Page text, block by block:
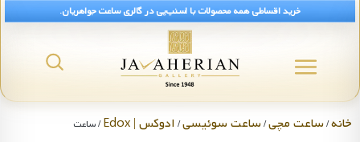
خرید اقساطی همه محصولات با اسنپ‌پی در گالری ساعت جواهریان.
خانه/ساعت مچی/ساعت سوئیسی/ ادوکس | Edox
/ ساعت